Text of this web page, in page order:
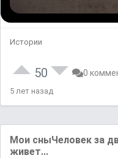
Истории
50 0
5 лет назад
Мои сныЧеловек за
живет...